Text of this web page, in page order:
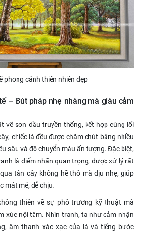
phong cảnh thiên nhiên đẹp
– Bút pháp nhẹ nhàng mà giàu cảm
vẽ sơn dầu truyền thống, kết hợp cùng lối
chiếc lá đều được chăm chút bằng nhiều
sâu và độ chuyển màu ấn tượng. Đặc biệt,
là điểm nhấn quan trọng, được xử lý rất
tán cây không hề thô mà dịu nhẹ, giúp
mát mẻ, dễ chịu.
thiên về sự phô trương kỹ thuật mà
xúc nội tâm. Nhìn tranh, ta như cảm nhận
âm thanh xào xạc của lá và tiếng bước